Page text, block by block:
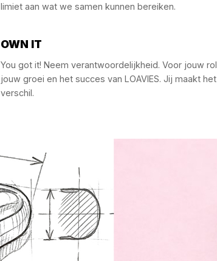
limiet aan wat we samen kunnen bereiken.
OWN IT
You got it! Neem verantwoordelijkheid. Voor jouw rol,
jouw groei en het succes van LOAVIES. Jij maakt het
verschil.